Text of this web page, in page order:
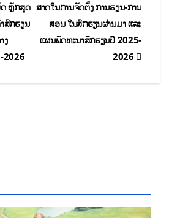
ສາດໃນການຈັດຕັ້ງ ການຮຽນ-ການ
ສອນ ໃນສົກຮຽນຜ່ານມາ ແລະ
ແຜນພັດທະນາສົກຮຽນປີ 2025-
2026
ຫຼັກສູດ
ສົກຮຽນ
ງ
2026